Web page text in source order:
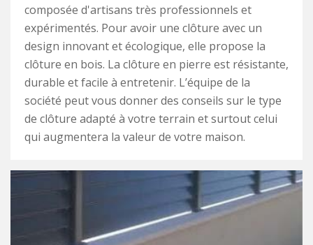
composée d'artisans très professionnels et
expérimentés. Pour avoir une clôture avec un
design innovant et écologique, elle propose la
clôture en bois. La clôture en pierre est résistante,
durable et facile à entretenir. L’équipe de la
société peut vous donner des conseils sur le type
de clôture adapté à votre terrain et surtout celui
qui augmentera la valeur de votre maison.